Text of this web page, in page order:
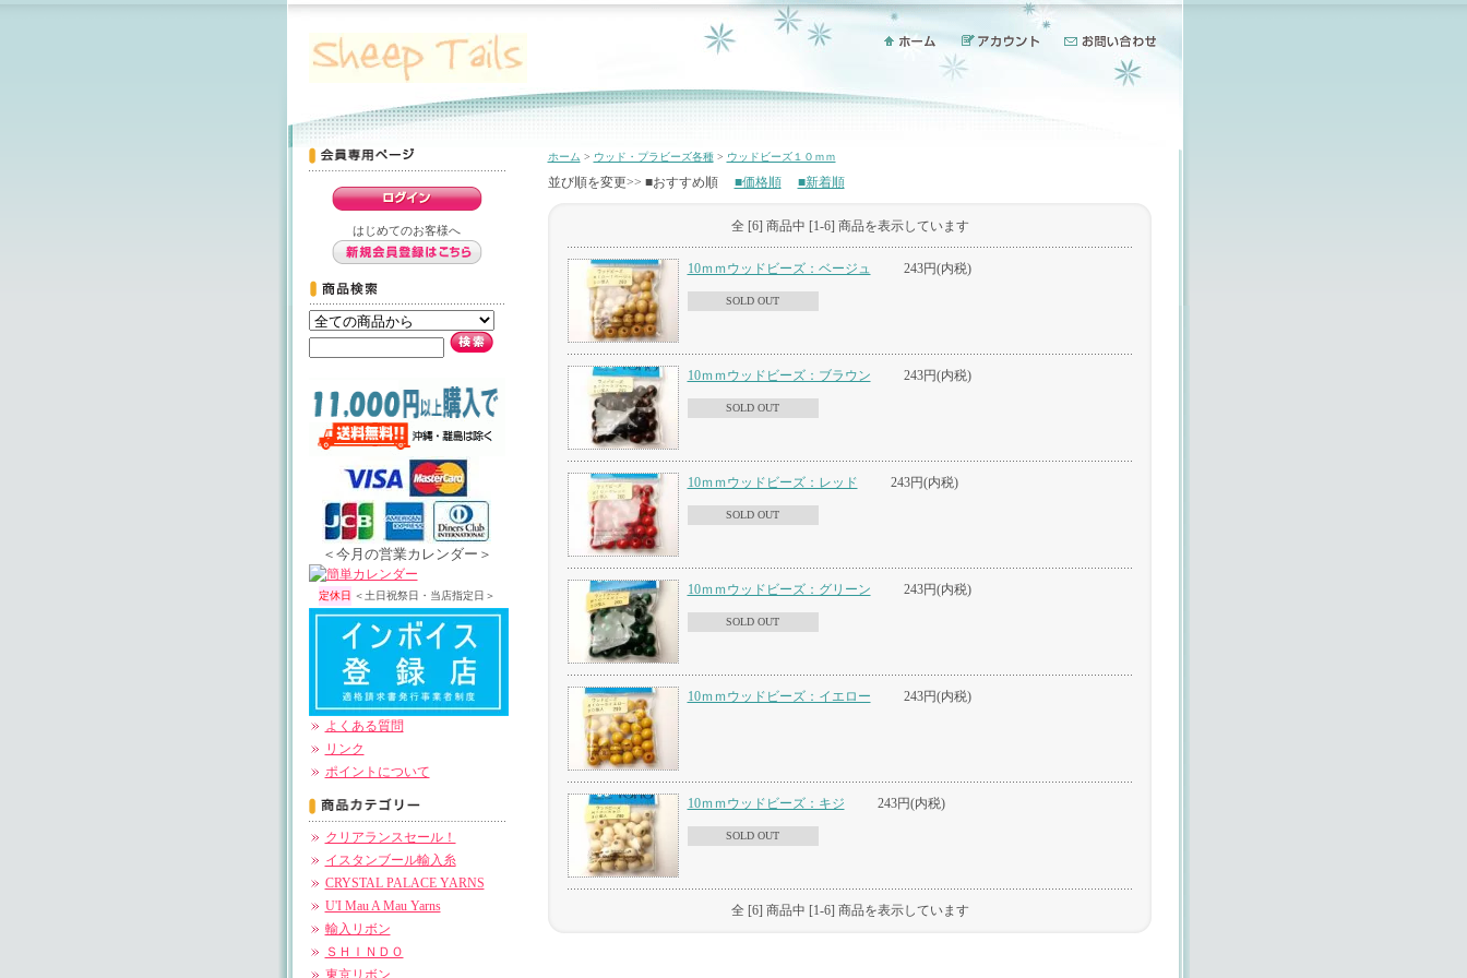
はじめてのお客様へ
＜今月の営業カレンダー＞
定休日 ＜土日祝祭日・当店指定日＞
よくある質問
リンク
ポイントについて
クリアランスセール！
イスタンブール輸入糸
CRYSTAL PALACE YARNS
U'I Mau A Mau Yarns
輸入リボン
ＳＨＩＮＤＯ
東京リボン
ホーム > ウッド・プラビーズ各種> ウッドビーズ１０ｍｍ
並び順を変更>> ■おすすめ順 ■価格順 ■新着順
全 [6] 商品中 [1-6] 商品を表示しています
10ｍｍウッドビーズ：ベージュ 243円(内税)
SOLD OUT
10ｍｍウッドビーズ：ブラウン 243円(内税)
SOLD OUT
10ｍｍウッドビーズ：レッド 243円(内税)
SOLD OUT
10ｍｍウッドビーズ：グリーン 243円(内税)
SOLD OUT
10ｍｍウッドビーズ：イエロー 243円(内税)
10ｍｍウッドビーズ：キジ 243円(内税)
SOLD OUT
全 [6] 商品中 [1-6] 商品を表示しています